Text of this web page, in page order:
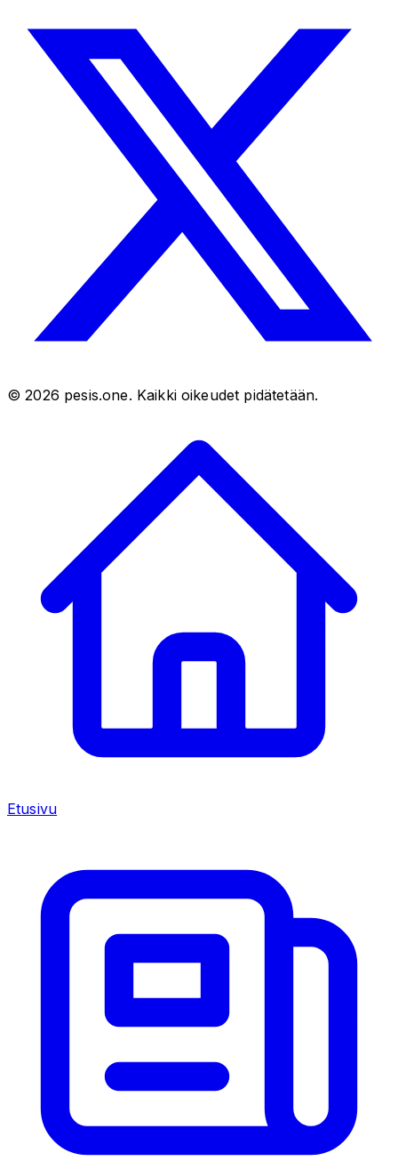
©2026 pesis.one. Kaikki oikeudet pidätetään.
Etusivu